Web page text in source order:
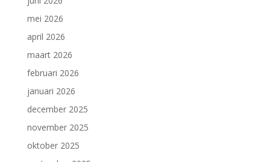
mei 2026
april 2026
maart 2026
februari 2026
januari 2026
december 2025
november 2025
oktober 2025